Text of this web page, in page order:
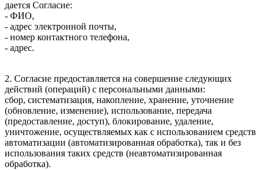
дается Согласие:
- ФИО,
- адрес электронной почты,
- номер контактного телефона,
- адрес.
2. Согласие предоставляется на совершение следующих
действий (операций) с персональными данными:
сбор, систематизация, накопление, хранение, уточнение
(обновление, изменение), использование, передача
(предоставление, доступ), блокирование, удаление,
уничтожение, осуществляемых как с использованием средств
автоматизации (автоматизированная обработка), так и без
использования таких средств (неавтоматизированная
обработка).